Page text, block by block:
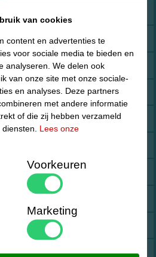
van cookies
content en advertenties te
voor sociale media te bieden en
analyseren. We delen ook
van onze site met onze sociale-
en analyses. Deze partners
met andere informatie
of die zij hebben verzameld
Lees onze
Voorkeuren
Marketing